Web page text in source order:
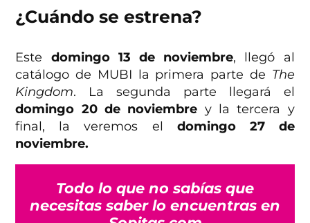
¿Cuándo se estrena?
Este domingo 13 de noviembre, llegó al
catálogo de MUBI la primera parte de The
Kingdom. La segunda parte llegará el
domingo 20 de noviembre y la tercera y
final, la veremos el domingo 27 de
noviembre.
Todo lo que no sabías que
necesitas saber lo encuentras en